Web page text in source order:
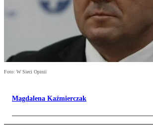
Foto: W Sieci Opinii
Magdalena Kaźmierczak